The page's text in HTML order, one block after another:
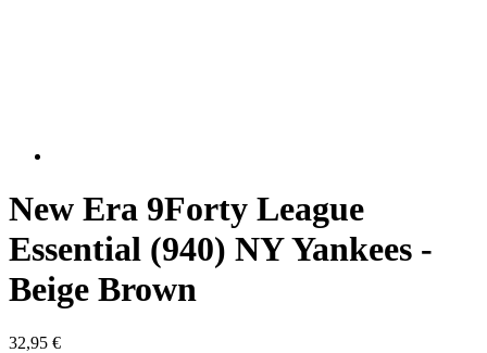
New Era 9Forty League
Essential (940) NY Yankees -
Beige Brown
32,95 €